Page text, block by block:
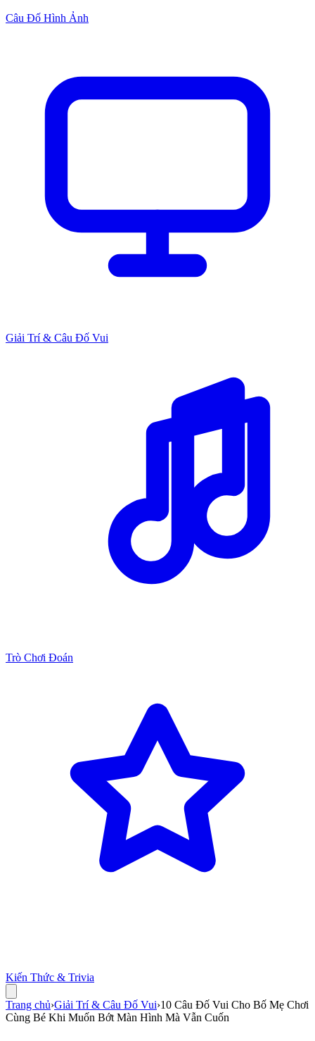
Câu Đố Hình Ảnh
Giải Trí & Câu Đố Vui
Trò Chơi Đoán
Kiến Thức & Trivia
Trang chủ›Giải Trí & Câu Đố Vui›10 Câu Đố Vui Cho Bố Mẹ Chơi
Cùng Bé Khi Muốn Bớt Màn Hình Mà Vẫn Cuốn